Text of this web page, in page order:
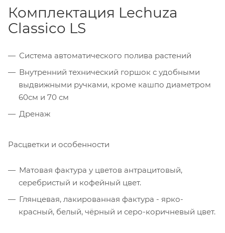
Комплектация Lechuza
Classico LS
Система автоматического полива растений
Внутренний технический горшок с удобными
выдвижными ручками, кроме кашпо диаметром
60см и 70 см
Дренаж
Расцветки и особенности
Матовая фактура у цветов антрацитовый,
серебристый и кофейный цвет.
Глянцевая, лакированная фактура - ярко-
красный, белый, чёрный и серо-коричневый цвет.